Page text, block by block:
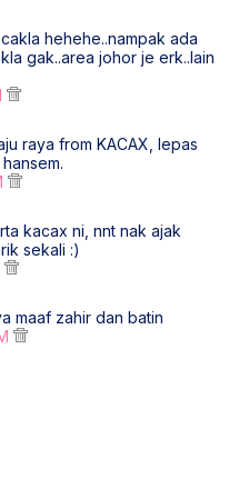
hehehe..nampak ada
gak..area johor je erk..lain
raya from KACAX, lepas
kacax ni, nnt nak ajak
sekali :)
maaf zahir dan batin